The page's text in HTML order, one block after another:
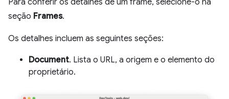
Para conferir os detalhes de um frame, selecione-o na
seção Frames.
Os detalhes incluem as seguintes seções:
Document. Lista o URL, a origem e o elemento do
proprietário.